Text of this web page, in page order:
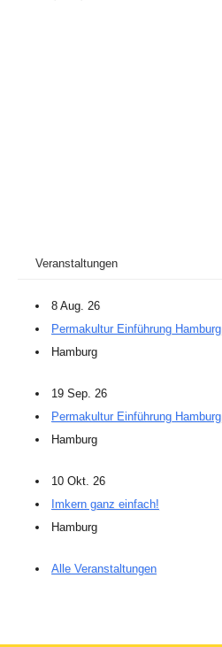
Veranstaltungen
8 Aug. 26
Permakultur Einführung Hamburg
Hamburg
19 Sep. 26
Permakultur Einführung Hamburg
Hamburg
10 Okt. 26
Imkern ganz einfach!
Hamburg
Alle Veranstaltungen